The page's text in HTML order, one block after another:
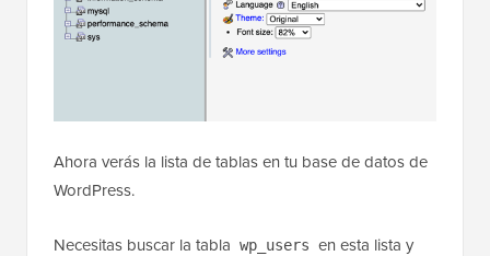
Ahora verás la lista de tablas en tu base de datos de
WordPress.
Necesitas buscar la tabla wp_users en esta lista y